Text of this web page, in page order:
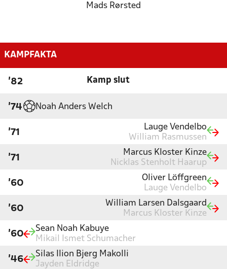
Mads Rørsted
KAMPFAKTA
'82 Kamp slut
'74 Noah Anders Welch
'71
Lauge Vendelbo
William Rasmussen
'71
Marcus Kloster Kinze
Nicklas Stenholt Haarup
'60
Oliver Löffgreen
Lauge Vendelbo
'60
William Larsen Dalsgaard
Marcus Kloster Kinze
'60
Sean Noah Kabuye
Mikail Ismet Schumacher
'46
Silas Ilion Bjerg Makolli
Jayden Eldridge